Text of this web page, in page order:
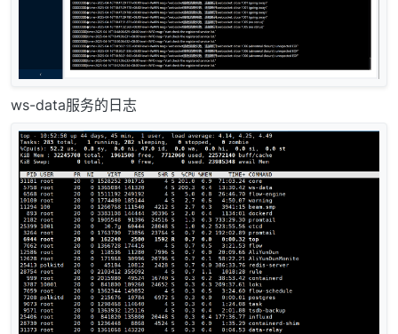
ws-data服务的日志